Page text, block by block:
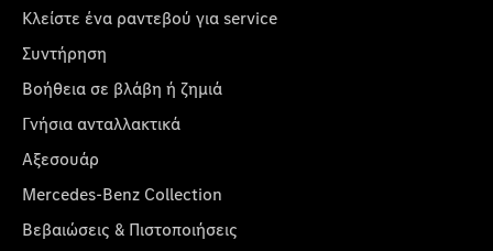
Κλείστε ένα ραντεβού για service
Συντήρηση
Βοήθεια σε βλάβη ή ζημιά
Γνήσια ανταλλακτικά
Αξεσουάρ
Mercedes-Benz Collection
Βεβαιώσεις & Πιστοποιήσεις